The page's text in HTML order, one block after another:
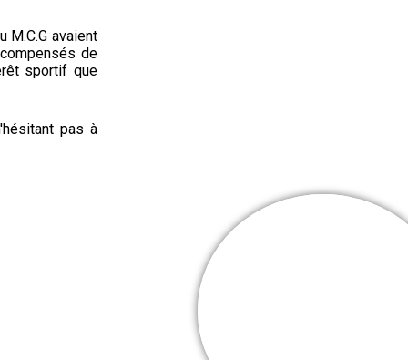
M.C.G avaient
de
sportif que
pas à